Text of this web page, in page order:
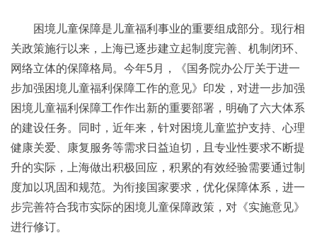
困境儿童保障是儿童福利事业的重要组成部分。现行相
关政策施行以来，上海已逐步建立起制度完善、机制闭环、
网络立体的保障格局。今年5月，《国务院办公厅关于进一
步加强困境儿童福利保障工作的意见》印发，对进一步加强
困境儿童福利保障工作作出新的重要部署，明确了六大体系
的建设任务。同时，近年来，针对困境儿童监护支持、心理
健康关爱、康复服务等需求日益迫切，且专业性要求不断提
升的实际，上海做出积极回应，积累的有效经验需要通过制
度加以巩固和规范。为衔接国家要求，优化保障体系，进一
步完善符合我市实际的困境儿童保障政策，对《实施意见》
进行修订。